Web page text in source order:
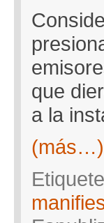
que
a la
(más…)